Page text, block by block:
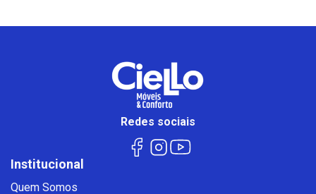
Redes sociais
Institucional
Quem Somos